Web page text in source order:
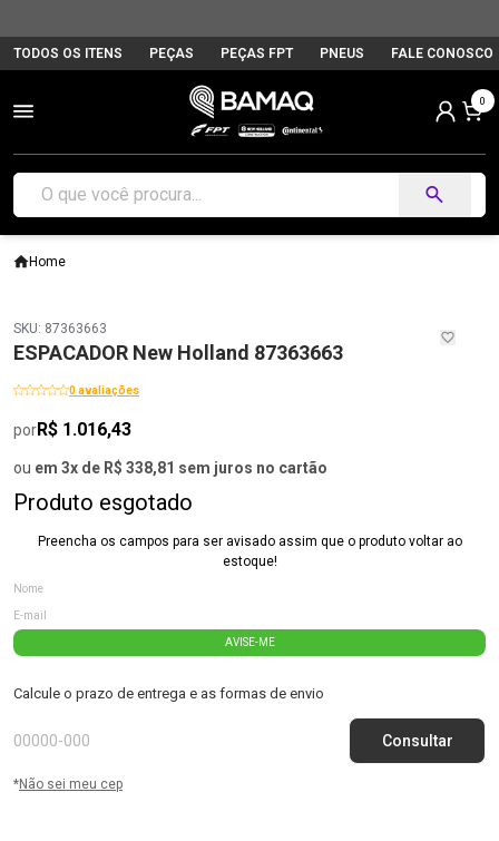
TODOS OS ITENS PEÇAS PEÇAS FPT PNEUS FALE CONOSCO
0
Home
SKU: 87363663
ESPACADOR New Holland 87363663
0 avaliações
porR$ 1.016,43
ou em 3x de R$ 338,81 sem juros no cartão
Produto esgotado
Preencha os campos para ser avisado assim que o produto voltar ao
estoque!
AVISE-ME
Calcule o prazo de entrega e as formas de envio
*Não sei meu cep